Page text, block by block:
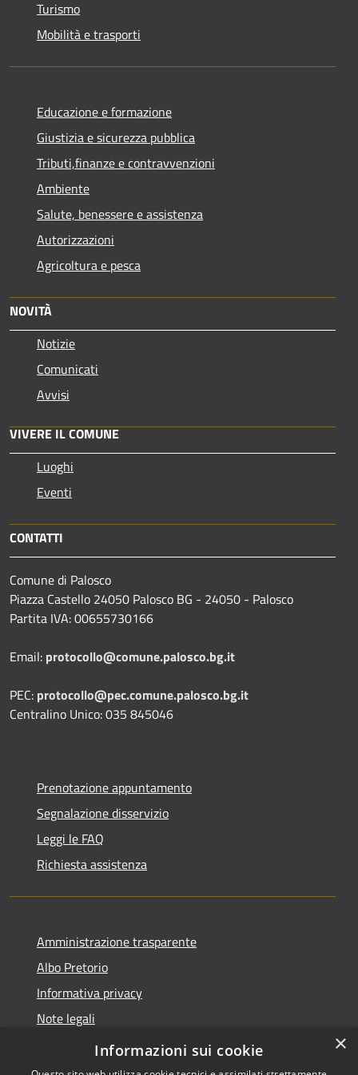
Turismo
Mobilità e trasporti
Educazione e formazione
Giustizia e sicurezza pubblica
Tributi,finanze e contravvenzioni
Ambiente
Salute, benessere e assistenza
Autorizzazioni
Agricoltura e pesca
NOVITÀ
Notizie
Comunicati
Avvisi
VIVERE IL COMUNE
Luoghi
Eventi
CONTATTI
Comune di Palosco
Piazza Castello 24050 Palosco BG - 24050 - Palosco
Partita IVA: 00655730166
Email: protocollo@comune.palosco.bg.it
PEC: protocollo@pec.comune.palosco.bg.it
Centralino Unico: 035 845046
Prenotazione appuntamento
Segnalazione disservizio
Leggi le FAQ
Richiesta assistenza
Amministrazione trasparente
Albo Pretorio
Informativa privacy
Note legali
Dichiarazione di accessibilità
×
Informazioni sui cookie